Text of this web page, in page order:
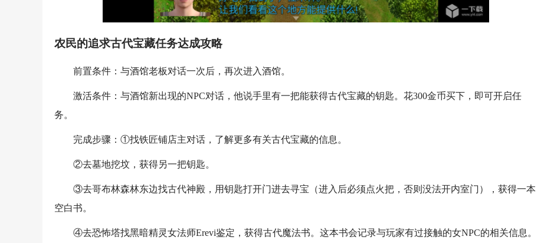
农民的追求古代宝藏任务达成攻略
前置条件：与酒馆老板对话一次后，再次进入酒馆。
激活条件：与酒馆新出现的NPC对话，他说手里有一把能获得古代宝藏的钥匙。花300金币买下，即可开启任
务。
完成步骤：①找铁匠铺店主对话，了解更多有关古代宝藏的信息。
②去墓地挖坟，获得另一把钥匙。
③去哥布林森林东边找古代神殿，用钥匙打开门进去寻宝（进入后必须点火把，否则没法开内室门），获得一本
空白书。
④去恐怖塔找黑暗精灵女法师Erevi鉴定，获得古代魔法书。这本书会记录与玩家有过接触的女NPC的相关信息。